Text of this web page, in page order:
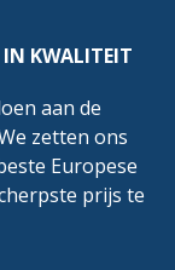
IN KWALITEIT
aan de
zetten ons
Europese
prijs te